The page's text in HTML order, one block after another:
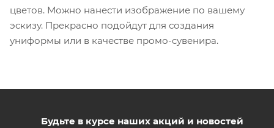
цветов. Можно нанести изображение по вашему
эскизу. Прекрасно подойдут для создания
униформы или в качестве промо-сувенира.
Будьте в курсе наших акций и новостей